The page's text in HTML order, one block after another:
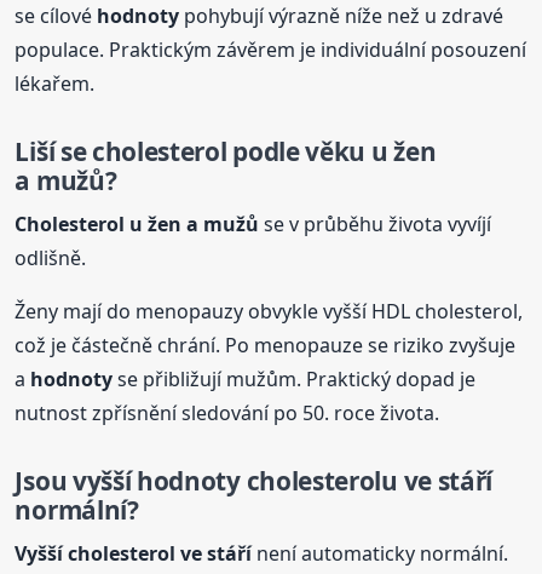
se cílové hodnoty pohybují výrazně níže než u zdravé
populace. Praktickým závěrem je individuální posouzení
lékařem.
Liší se cholesterol podle věku u žen
a mužů?
Cholesterol u žen a mužů se v průběhu života vyvíjí
odlišně.
Ženy mají do menopauzy obvykle vyšší HDL cholesterol,
což je částečně chrání. Po menopauze se riziko zvyšuje
a hodnotyse přibližují mužům. Praktický dopad je
nutnost zpřísnění sledování po 50. roce života.
Jsou vyššíhodnotycholesterolu ve stáří
normální?
Vyšší cholesterol ve stářínení automaticky normální.